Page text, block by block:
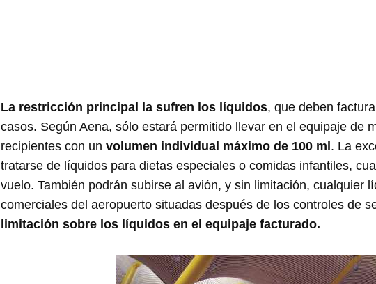
La restricción principal la sufren los líquidos, que deben
casos. Según Aena, sólo estará permitido llevar en el equipaje de
recipientes con un volumen individual máximo de 100 ml . La
tratarse de líquidos para dietas especiales o comidas infantiles,
vuelo. También podrán subirse al avión, y sin limitación, cualquier
comerciales del aeropuerto situadas después de los controles de
limitación sobre los líquidos en el equipaje facturado.